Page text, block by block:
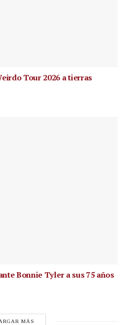
Tour 2026 a tierras
Bonnie Tyler a sus 75 años
MÁS